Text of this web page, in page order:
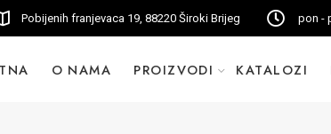
Pobijenih franjevaca 19, 88220 Široki Brijeg pon -
O NAMA PROIZVODI KATALOZI